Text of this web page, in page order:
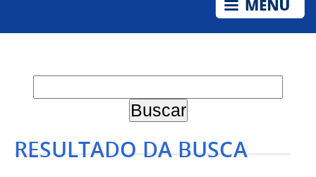
RESULTADO DA BUSCA